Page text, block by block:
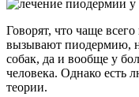
Говорят, что чаще
вызывают пиодермию,
собак, да и вообще у
человека. Однако есть
теории.